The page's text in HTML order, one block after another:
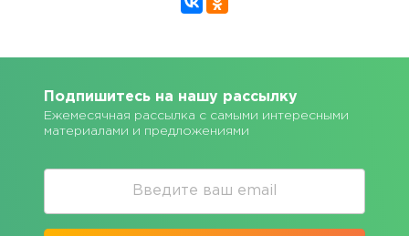
Подпишитесь на нашу рассылку
Ежемесячная рассылка с самыми интересными
материалами и предложениями